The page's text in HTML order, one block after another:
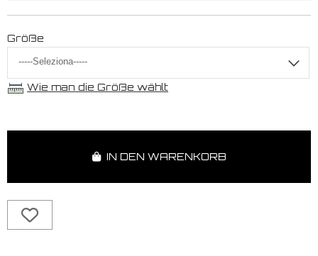
Größe
Wie man die Größe wählt
IN DEN WARENKORB